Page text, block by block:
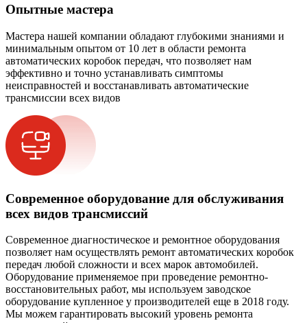
Опытные мастера
Мастера нашей компании обладают глубокими знаниями и
минимальным опытом от 10 лет в области ремонта
автоматических коробок передач, что позволяет нам
эффективно и точно устанавливать симптомы
неисправностей и восстанавливать автоматические
трансмиссии всех видов
Современное оборудование для обслуживания
всех видов трансмиссий
Современное диагностическое и ремонтное оборудования
позволяет нам осуществлять ремонт автоматических коробок
передач любой сложности и всех марок автомобилей.
Оборудование применяемое при проведение ремонтно-
восстановительных работ, мы используем заводское
оборудование купленное у производителей еще в 2018 году.
Мы можем гарантировать высокий уровень ремонта